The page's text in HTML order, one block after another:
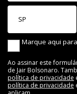
Marque aqui
Ao assinar este
de Jair Bolsonaro.
política de privacidade
política de privacidade